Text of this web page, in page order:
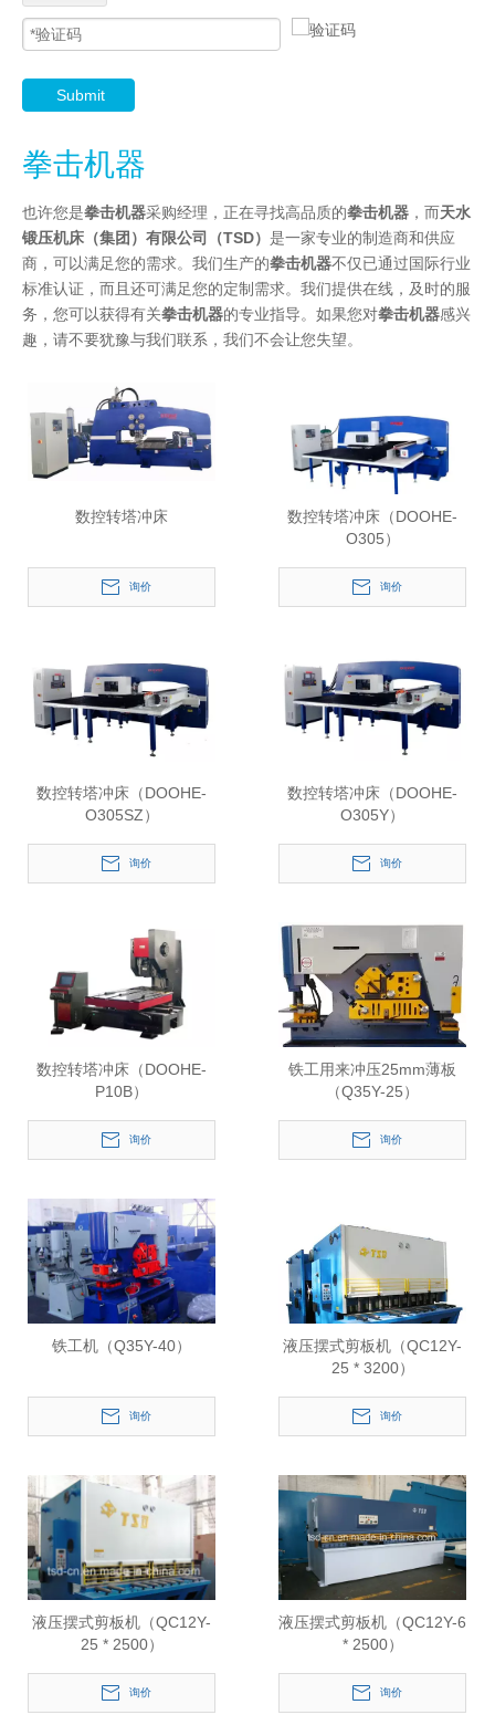
Submit
拳击机器
也许您是拳击机器采购经理，正在寻找高品质的拳击机器 ，而天水
锻压机床（集团）有限公司（TSD） 是一家专业的制造商和供应
商，可以满足您的需求。我们生产的拳击机器不仅已通过国际行业
标准认证，而且还可满足您的定制需求。我们提供在线，及时的服
务，您可以获得有关拳击机器的专业指导。如果您对拳击机器感兴
趣，请不要犹豫与我们联系，我们不会让您失望。
数控转塔冲床
询价
数控转塔冲床（DOOHE-
O305）
询价
数控转塔冲床（DOOHE-
O305SZ）
询价
数控转塔冲床（DOOHE-
O305Y）
询价
数控转塔冲床（DOOHE-
P10B）
询价
铁工用来冲压25mm薄板
（Q35Y-25）
询价
铁工机（Q35Y-40）
询价
液压摆式剪板机（QC12Y-
25 * 3200）
询价
液压摆式剪板机（QC12Y-
25 * 2500）
询价
液压摆式剪板机（QC12Y-6
* 2500）
询价